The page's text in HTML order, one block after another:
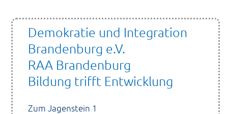
Demokratie und Integration
Brandenburg e.V.
RAA Brandenburg
Bildung trifft Entwicklung
Zum Jagenstein 1